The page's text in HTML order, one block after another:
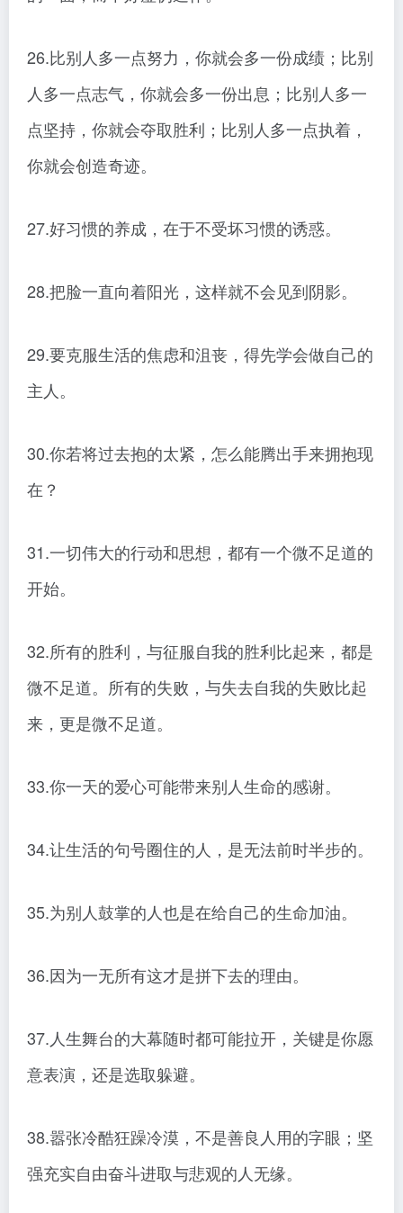
26.比别人多一点努力，你就会多一份成绩；比别
人多一点志气，你就会多一份出息；比别人多一
点坚持，你就会夺取胜利；比别人多一点执着，
你就会创造奇迹。
27.好习惯的养成，在于不受坏习惯的诱惑。
28.把脸一直向着阳光，这样就不会见到阴影。
29.要克服生活的焦虑和沮丧，得先学会做自己的
主人。
30.你若将过去抱的太紧，怎么能腾出手来拥抱现
在？
31.一切伟大的行动和思想，都有一个微不足道的
开始。
32.所有的胜利，与征服自我的胜利比起来，都是
微不足道。所有的失败，与失去自我的失败比起
来，更是微不足道。
33.你一天的爱心可能带来别人生命的感谢。
34.让生活的句号圈住的人，是无法前时半步的。
35.为别人鼓掌的人也是在给自己的生命加油。
36.因为一无所有这才是拼下去的理由。
37.人生舞台的大幕随时都可能拉开，关键是你愿
意表演，还是选取躲避。
38.嚣张冷酷狂躁冷漠，不是善良人用的字眼；坚
强充实自由奋斗进取与悲观的人无缘。